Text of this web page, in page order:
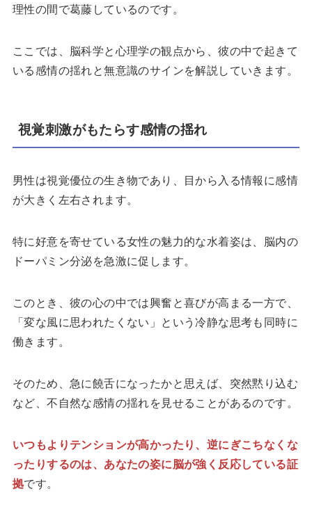
理性の間で葛藤しているのです。
ここでは、脳科学と心理学の観点から、彼の中で起きて
いる感情の揺れと無意識のサインを解説していきます。
視覚刺激がもたらす感情の揺れ
男性は視覚優位の生き物であり、目から入る情報に感情
が大きく左右されます。
特に好意を寄せている女性の魅力的な水着姿は、脳内の
ドーパミン分泌を急激に促します。
このとき、彼の心の中では興奮と喜びが高まる一方で、
「変な風に思われたくない」という冷静な思考も同時に
働きます。
そのため、急に饒舌になったかと思えば、突然黙り込む
など、不自然な感情の揺れを見せることがあるのです。
いつもよりテンションが高かったり、逆にぎこちなくな
ったりするのは、あなたの姿に脳が強く反応している証
拠です。